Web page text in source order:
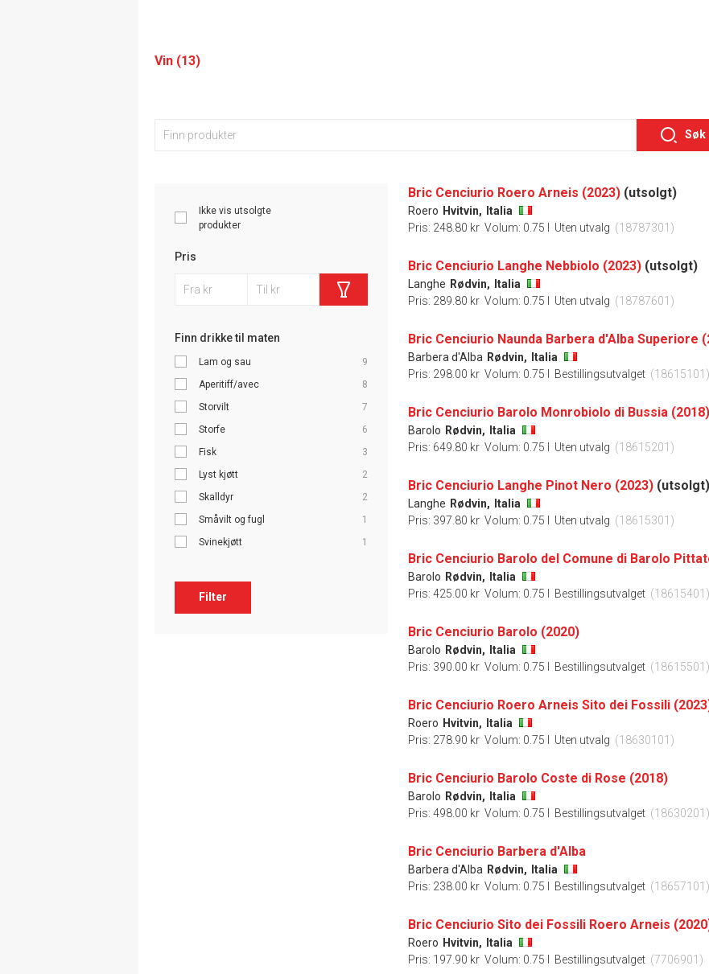
Vin (13)
Søk
Ikke vis utsolgte
produkter
Pris
Finn drikke til maten
Lam og sau
9
Aperitiff/avec
8
Storvilt
7
Storfe
6
Fisk
3
Lyst kjøtt
2
Skalldyr
2
Småvilt og fugl
1
Svinekjøtt
1
Filter
Bric Cenciurio Roero Arneis (2023) (utsolgt)
Roero Hvitvin,
Italia
Pris: 248.80 kr Volum: 0.75 l Uten utvalg (18787301)
Bric Cenciurio Langhe Nebbiolo (2023) (utsolgt)
Langhe Rødvin,
Italia
Pris: 289.80 kr Volum: 0.75 l Uten utvalg (18787601)
Bric Cenciurio Naunda Barbera d'Alba Superiore
Barbera d'Alba Rødvin,
Italia
Pris: 298.00 kr Volum: 0.75 l Bestillingsutvalget (18615101)
Bric Cenciurio Barolo Monrobiolo di Bussia (2018)
Barolo Rødvin,
Italia
Pris: 649.80 kr Volum: 0.75 l Uten utvalg (18615201)
Bric Cenciurio Langhe Pinot Nero (2023) (utsolgt)
Langhe Rødvin,
Italia
Pris: 397.80 kr Volum: 0.75 l Uten utvalg (18615301)
Bric Cenciurio Barolo del Comune di Barolo
Barolo Rødvin,
Italia
Pris: 425.00 kr Volum: 0.75 l Bestillingsutvalget (18615401)
Bric Cenciurio Barolo (2020)
Barolo Rødvin,
Italia
Pris: 390.00 kr Volum: 0.75 l Bestillingsutvalget (18615501)
Bric Cenciurio Roero Arneis Sito dei Fossili
Roero Hvitvin,
Italia
Pris: 278.90 kr Volum: 0.75 l Uten utvalg (18630101)
Bric Cenciurio Barolo Coste di Rose (2018)
Barolo Rødvin,
Italia
Pris: 498.00 kr Volum: 0.75 l Bestillingsutvalget (18630201)
Bric Cenciurio Barbera d'Alba
Barbera d'Alba Rødvin,
Italia
Pris: 238.00 kr Volum: 0.75 l Bestillingsutvalget (18657101)
Bric Cenciurio Sito dei Fossili Roero Arneis
Roero Hvitvin,
Italia
Pris: 197.90 kr Volum: 0.75 l Bestillingsutvalget (7706901)